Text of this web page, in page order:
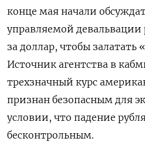
конце мая начали
управляемой девальвации
за доллар, чтобы залатать
Источник агентства в
трехзначный курс
признан безопасным для
условии, что падение
бесконтрольным.